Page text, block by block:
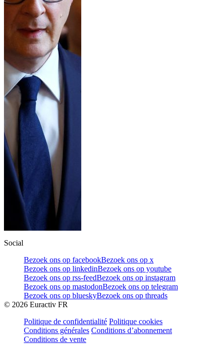
Social
Bezoek ons op facebookBezoek ons op x
Bezoek ons op linkedinBezoek ons op youtube
Bezoek ons op rss-feedBezoek ons op instagram
Bezoek ons op mastodonBezoek ons op telegram
Bezoek ons op blueskyBezoek ons op threads
© 2026 Euractiv FR
Politique de confidentialité Politique cookies
Conditions générales Conditions d’abonnement
Conditions de vente